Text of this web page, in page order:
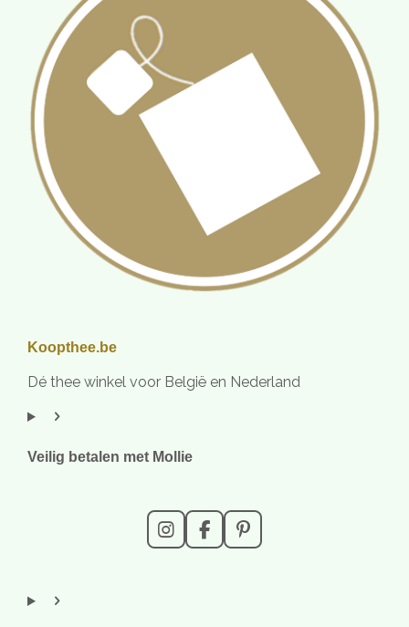
Koopthee.be
Dé thee winkel voor België en Nederland
Veilig betalen met Mollie
I
n
F
a
P
i